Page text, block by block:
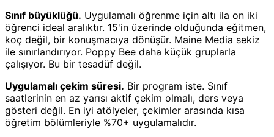
Sınıf büyüklüğü. Uygulamalı öğrenme için altı ila on iki
öğrenci ideal aralıktır. 15'in üzerinde olduğunda eğitmen,
koç değil, bir konuşmacıya dönüşür. Maine Media sekiz
ile sınırlandırıyor. Poppy Bee daha küçük gruplarla
çalışıyor. Bu bir tesadüf değil.
Uygulamalı çekim süresi. Bir program iste. Sınıf
saatlerinin en az yarısı aktif çekim olmalı, ders veya
gösteri değil. En iyi atölyeler, çekimler arasında kısa
öğretim bölümleriyle %70+ uygulamalıdır.